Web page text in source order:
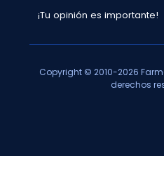
¡Tu opinión es importante!
Copyright © 2010-2026
derechos